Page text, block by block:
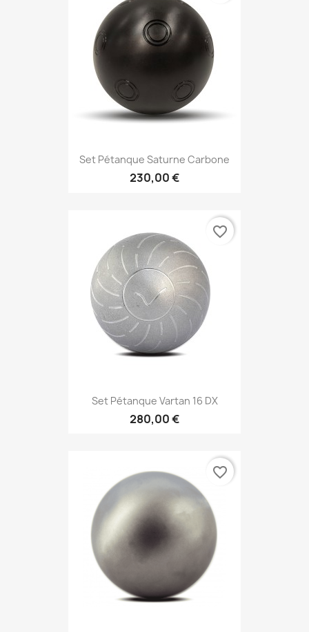
Set Pétanque Saturne Carbone
230,00 €
Set Pétanque Vartan 16 DX
280,00 €
favorite_border
favorite_border